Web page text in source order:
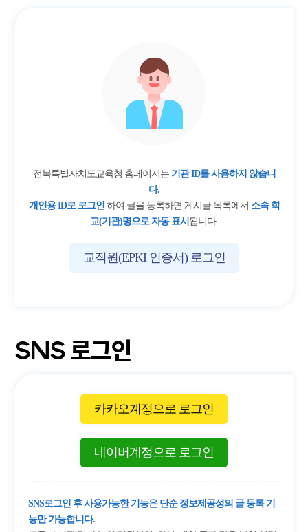
전북특별자치도교육청 홈페이지는 기관 ID를 사용하지 않습니
다.
개인용 ID로 로그인하여 글을 등록하면 게시글 목록에서 소속 학
교(기관)명으로 자동 표시 됩니다.
교직원(EPKI 인증서) 로그인
SNS 로그인
카카오계정으로 로그인
네이버계정으로 로그인
SNS로그인 후 사용가능한 기능은 단순 정보제공성의 글 등록 기
능만 가능합니다.